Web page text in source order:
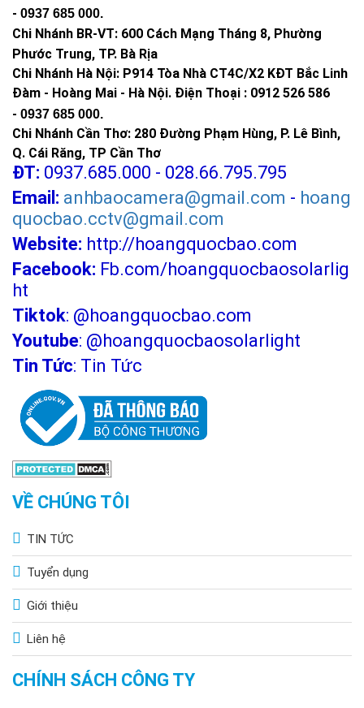
- 0937 685 000.
Chi Nhánh BR-VT: 600 Cách Mạng Tháng 8, Phường
Phước Trung, TP. Bà Rịa
Chi Nhánh Hà Nội: P914 Tòa Nhà CT4C/X2 KĐT Bắc Linh
Đàm - Hoàng Mai - Hà Nội. Điện Thoại : 0912 526 586
- 0937 685 000.
Chi Nhánh Cần Thơ: 280 Đường Phạm Hùng, P. Lê Bình,
Q. Cái Răng, TP Cần Thơ
ĐT: 0937.685.000 - 028.66.795.795
Email: anhbaocamera@gmail.com - hoang
quocbao.cctv@gmail.com
Website: http://hoangquocbao.com
Facebook: Fb.com/hoangquocbaosolarlig
ht
Tiktok: @hoangquocbao.com
Youtube: @hoangquocbaosolarlight
Tin Tức: Tin Tức
VỀ CHÚNG TÔI
TIN TỨC
Tuyển dụng
Giới thiệu
Liên hệ
CHÍNH SÁCH CÔNG TY